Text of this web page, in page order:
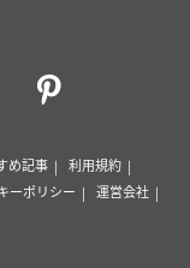
め記事
利用規約
ーポリシー
運営会社